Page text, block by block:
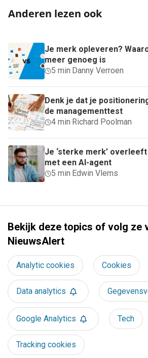
Anderen lezen ook
Je merk opleveren?
meer genoeg is
5 min· Danny Verroen
Denk je dat je
de managementtest
4 min· Richard Poolman
Je ‘sterke merk’
met een AI-agent
5 min· Edwin Vlems
Bekijk deze topics of volg ze
NieuwsAlert
Analytic cookies Cookies
Data analytics
Google Analytics Tech
Tracking cookies